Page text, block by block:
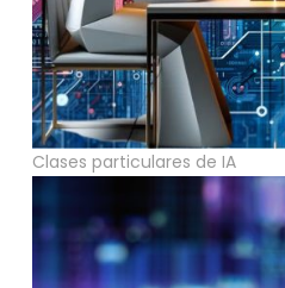
Clases particulares de IA